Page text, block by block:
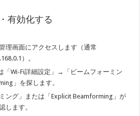
有効化する
理画面にアクセスします（通常
）。
「Wi-Fi詳細設定」→「ビームフォーミン
」を探します。
ング」または「Explicit Beamforming」が
します。